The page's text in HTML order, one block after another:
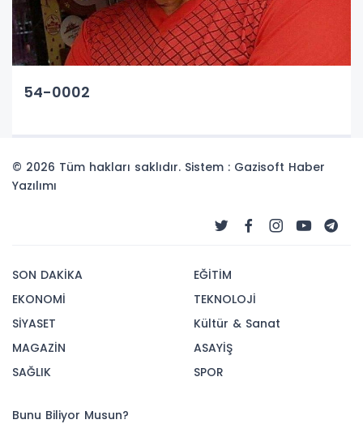
54-0002
© 2026 Tüm hakları saklıdır. Sistem : Gazisoft Haber
Yazılımı
SON DAKİKA
EKONOMİ
SİYASET
MAGAZİN
SAĞLIK
EĞİTİM
TEKNOLOJİ
Kültür & Sanat
ASAYİŞ
SPOR
Bunu Biliyor Musun?